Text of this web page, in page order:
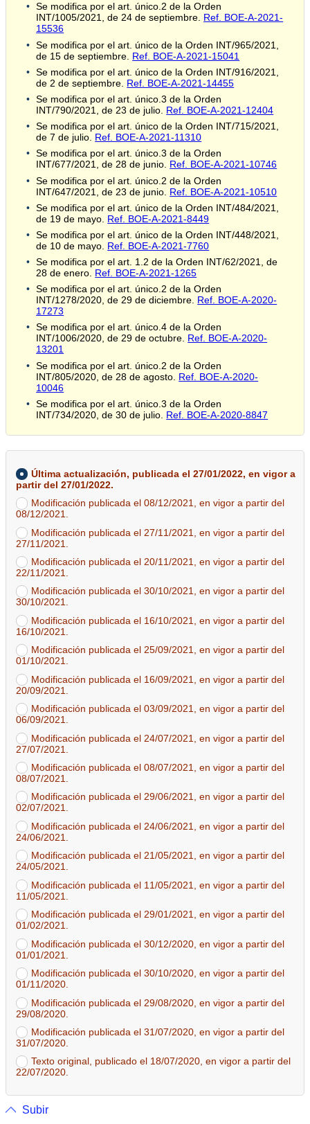
Se modifica por el art. único.2 de la Orden
INT/1005/2021, de 24 de septiembre. Ref. BOE-A-2021-
15536
Se modifica por el art. único de la Orden INT/965/2021,
de 15 de septiembre. Ref. BOE-A-2021-15041
Se modifica por el art. único de la Orden INT/916/2021,
de 2 de septiembre. Ref. BOE-A-2021-14455
Se modifica por el art. único.3 de la Orden
INT/790/2021, de 23 de julio. Ref. BOE-A-2021-12404
Se modifica por el art. único de la Orden INT/715/2021,
de 7 de julio. Ref. BOE-A-2021-11310
Se modifica por el art. único.3 de la Orden
INT/677/2021, de 28 de junio. Ref. BOE-A-2021-10746
Se modifica por el art. único.2 de la Orden
INT/647/2021, de 23 de junio. Ref. BOE-A-2021-10510
Se modifica por el art. único de la Orden INT/484/2021,
de 19 de mayo. Ref. BOE-A-2021-8449
Se modifica por el art. único de la Orden INT/448/2021,
de 10 de mayo. Ref. BOE-A-2021-7760
Se modifica por el art. 1.2 de la Orden INT/62/2021, de
28 de enero. Ref. BOE-A-2021-1265
Se modifica por el art. único.2 de la Orden
INT/1278/2020, de 29 de diciembre. Ref. BOE-A-2020-
17273
Se modifica por el art. único.4 de la Orden
INT/1006/2020, de 29 de octubre. Ref. BOE-A-2020-
13201
Se modifica por el art. único.2 de la Orden
INT/805/2020, de 28 de agosto. Ref. BOE-A-2020-
10046
Se modifica por el art. único.3 de la Orden
INT/734/2020, de 30 de julio. Ref. BOE-A-2020-8847
Última actualización, publicada el 27/01/2022, en vigor a
partir del 27/01/2022.
Modificación publicada el 08/12/2021, en vigor a partir del
08/12/2021.
Modificación publicada el 27/11/2021, en vigor a partir del
27/11/2021.
Modificación publicada el 20/11/2021, en vigor a partir del
22/11/2021.
Modificación publicada el 30/10/2021, en vigor a partir del
30/10/2021.
Modificación publicada el 16/10/2021, en vigor a partir del
16/10/2021.
Modificación publicada el 25/09/2021, en vigor a partir del
01/10/2021.
Modificación publicada el 16/09/2021, en vigor a partir del
20/09/2021.
Modificación publicada el 03/09/2021, en vigor a partir del
06/09/2021.
Modificación publicada el 24/07/2021, en vigor a partir del
27/07/2021.
Modificación publicada el 08/07/2021, en vigor a partir del
08/07/2021.
Modificación publicada el 29/06/2021, en vigor a partir del
02/07/2021.
Modificación publicada el 24/06/2021, en vigor a partir del
24/06/2021.
Modificación publicada el 21/05/2021, en vigor a partir del
24/05/2021.
Modificación publicada el 11/05/2021, en vigor a partir del
11/05/2021.
Modificación publicada el 29/01/2021, en vigor a partir del
01/02/2021.
Modificación publicada el 30/12/2020, en vigor a partir del
01/01/2021.
Modificación publicada el 30/10/2020, en vigor a partir del
01/11/2020.
Modificación publicada el 29/08/2020, en vigor a partir del
29/08/2020.
Modificación publicada el 31/07/2020, en vigor a partir del
31/07/2020.
Texto original, publicado el 18/07/2020, en vigor a partir del
22/07/2020.
Subir